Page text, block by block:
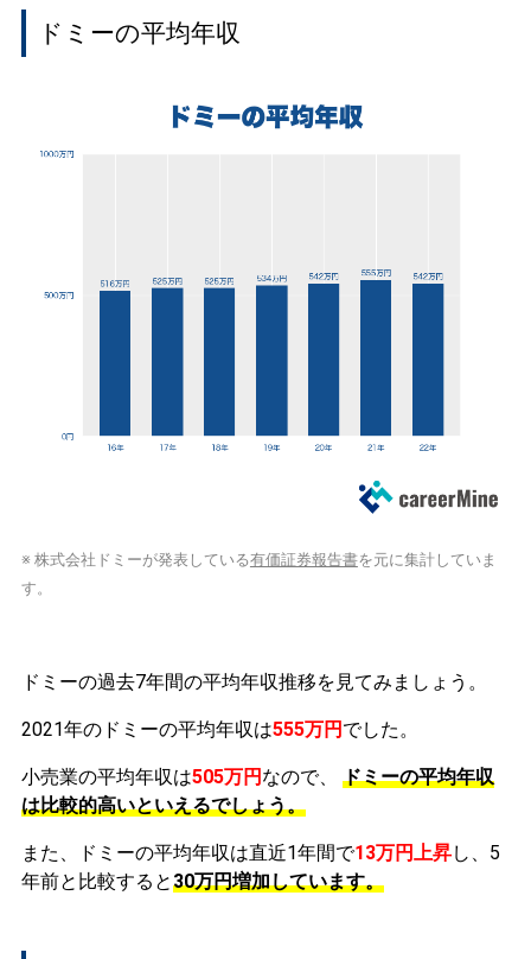
ドミーの平均年収
※ 株式会社ドミーが発表している有価証券報告書を元に集計していま
す。
ドミーの過去7年間の平均年収推移を見てみましょう。
2021年のドミーの平均年収は555万円 でした。
小売業の平均年収は505万円 なので、
ドミーの平均年収
は比較的高いといえるでしょう。
また、ドミーの平均年収は直近1年間で13万円上昇し、5
年前と比較すると30万円増加しています。